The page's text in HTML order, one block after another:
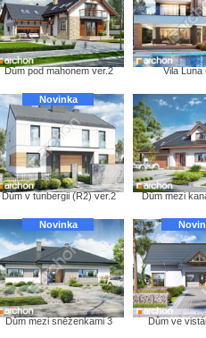
Dům pod mahonem ver.2 Vila Luna
Novinka
Dům v tunbergii (R2) ver.2 Dům mezi
Novinka
Dům mezi sněženkami 3 Dům ve